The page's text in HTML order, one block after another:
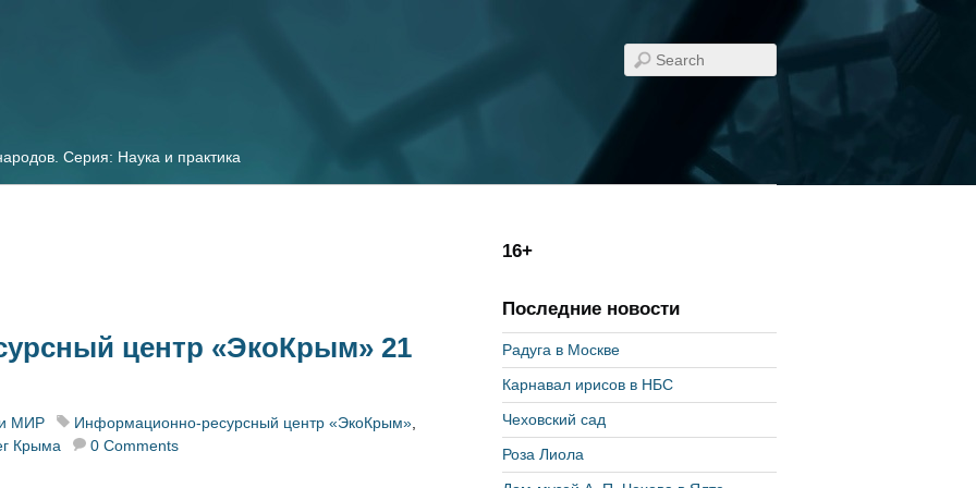
Серия: Наука и практика
центр «ЭкоКрым» 21
МИР Информационно-ресурсный центр «ЭкоКрым»
Крыма
0 Comments
16+
Последние новости
Радуга в Москве
Карнавал ирисов в НБС
Чеховский сад
Роза Лиола